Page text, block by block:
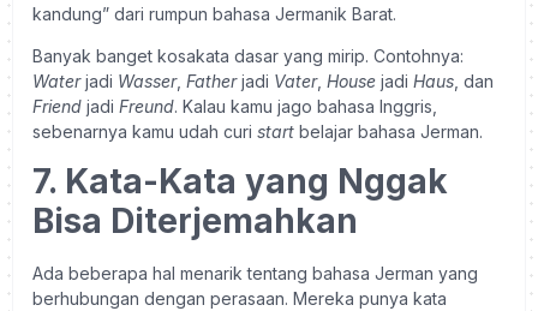
kandung” dari rumpun bahasa Jermanik Barat.
Banyak banget kosakata dasar yang mirip. Contohnya:
Waterjadi Wasser, Fatherjadi Vater, House jadi Haus , dan
Friend jadi Freund. Kalau kamu jago bahasa Inggris,
sebenarnya kamu udah curi start belajar bahasa Jerman.
7. Kata-Kata yang Nggak
Bisa Diterjemahkan
Ada beberapa hal menarik tentang bahasa Jerman yang
berhubungan dengan perasaan. Mereka punya kata